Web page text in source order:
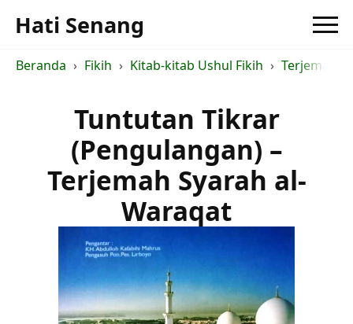
Hati Senang
Beranda Fikih Kitab-kitab Ushul Fikih Terjemah
Tuntutan Tikrar
(Pengulangan) –
Terjemah Syarah al-
Waraqat